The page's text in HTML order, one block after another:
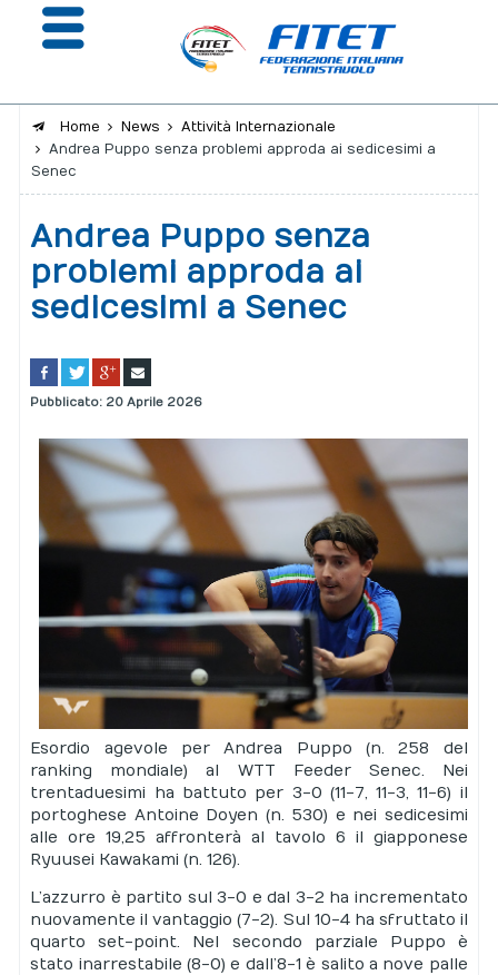
Giustizia
Safeguarding
Calendario
Portale risultati
Home News
Attività Internazionale
Andrea Puppo senza problemi approda ai sedicesimi a
Senec
Andrea Puppo senza
problemi approda ai
sedicesimi a Senec
Pubblicato: 20 Aprile 2026
Esordio agevole per Andrea Puppo (n. 258 del
ranking mondiale) al WTT Feeder Senec. Nei
trentaduesimi ha battuto per 3-0 (11-7, 11-3, 11-6) il
portoghese Antoine Doyen (n. 530) e nei sedicesimi
alle ore 19,25 affronterà al tavolo 6 il giapponese
Ryuusei Kawakami (n. 126).
L’azzurro è partito sul 3-0 e dal 3-2 ha incrementato
nuovamente il vantaggio (7-2). Sul 10-4 ha sfruttato il
quarto set-point. Nel secondo parziale Puppo è
stato inarrestabile (8-0) e dall’8-1 è salito a nove palle